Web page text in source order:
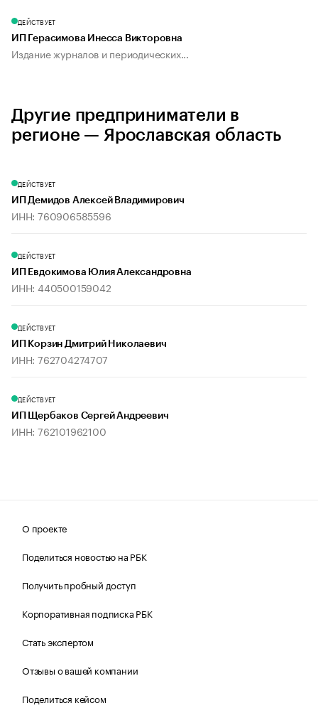
ДЕЙСТВУЕТ
ИП Герасимова Инесса Викторовна
Издание журналов и периодических...
Другие предприниматели в
регионе — Ярославская область
ДЕЙСТВУЕТ
ИП Демидов Алексей Владимирович
ИНН: 760906585596
ДЕЙСТВУЕТ
ИП Евдокимова Юлия Александровна
ИНН: 440500159042
ДЕЙСТВУЕТ
ИП Корзин Дмитрий Николаевич
ИНН: 762704274707
ДЕЙСТВУЕТ
ИП Щербаков Сергей Андреевич
ИНН: 762101962100
О проекте
Поделиться новостью на РБК
Получить пробный доступ
Корпоративная подписка РБК
Стать экспертом
Отзывы о вашей компании
Поделиться кейсом